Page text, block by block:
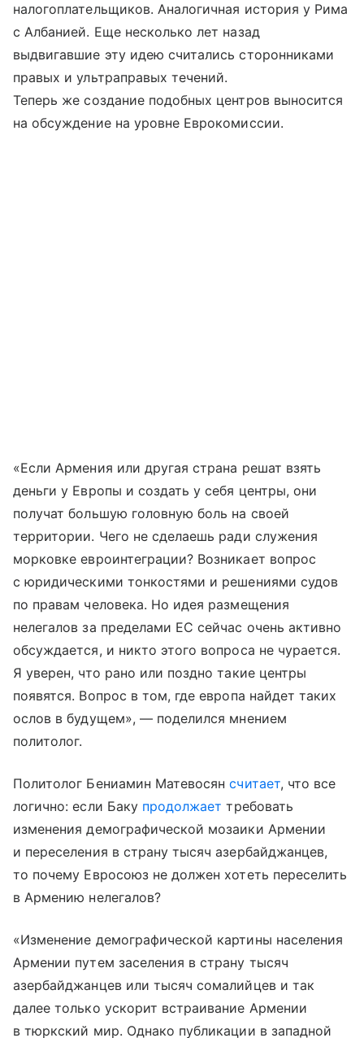
налогоплательщиков. Аналогичная история у Рима
с Албанией. Еще несколько лет назад
выдвигавшие эту идею считались сторонниками
правых и ультраправых течений.
Теперь же создание подобных центров выносится
на обсуждение на уровне Еврокомиссии.
«Если Армения или другая страна решат взять
деньги у Европы и создать у себя центры, они
получат большую головную боль на своей
территории. Чего не сделаешь ради служения
морковке евроинтеграции? Возникает вопрос
с юридическими тонкостями и решениями судов
по правам человека. Но идея размещения
нелегалов за пределами ЕС сейчас очень активно
обсуждается, и никто этого вопроса не чурается.
Я уверен, что рано или поздно такие центры
появятся. Вопрос в том, где европа найдет таких
ослов в будущем», — поделился мнением
политолог.
Политолог Бениамин Матевосянсчитает, что все
логично: если Баку продолжает требовать
изменения демографической мозаики Армении
и переселения в страну тысяч азербайджанцев,
то почему Евросоюз не должен хотеть переселить
в Армению нелегалов?
«Изменение демографической картины населения
Армении путем заселения в страну тысяч
азербайджанцев или тысяч сомалийцев и так
далее только ускорит встраивание Армении
в тюркский мир. Однако публикации в западной